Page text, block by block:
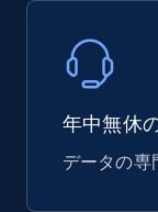
Review
more.
eCommerce
年中無休
データの専